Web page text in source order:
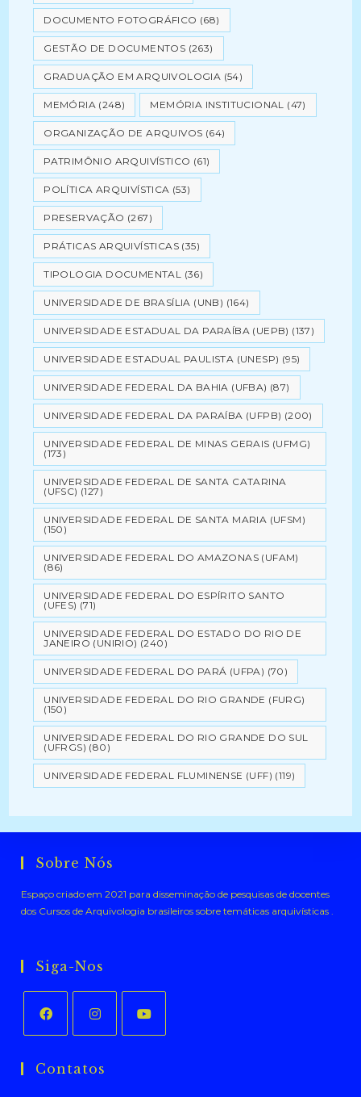
DOCUMENTO FOTOGRÁFICO (68)
GESTÃO DE DOCUMENTOS (263)
GRADUAÇÃO EM ARQUIVOLOGIA (54)
MEMÓRIA (248) MEMÓRIA INSTITUCIONAL (47)
ORGANIZAÇÃO DE ARQUIVOS (64)
PATRIMÔNIO ARQUIVÍSTICO (61)
POLÍTICA ARQUIVÍSTICA (53)
PRESERVAÇÃO (267)
PRÁTICAS ARQUIVÍSTICAS (35)
TIPOLOGIA DOCUMENTAL (36)
UNIVERSIDADE DE BRASÍLIA (UNB) (164)
UNIVERSIDADE ESTADUAL DA PARAÍBA (UEPB) (137)
UNIVERSIDADE ESTADUAL PAULISTA (UNESP) (95)
UNIVERSIDADE FEDERAL DA BAHIA (UFBA) (87)
UNIVERSIDADE FEDERAL DA PARAÍBA (UFPB) (200)
UNIVERSIDADE FEDERAL DE MINAS GERAIS (UFMG)
(173)
UNIVERSIDADE FEDERAL DE SANTA CATARINA
(UFSC) (127)
UNIVERSIDADE FEDERAL DE SANTA MARIA (UFSM)
(150)
UNIVERSIDADE FEDERAL DO AMAZONAS (UFAM)
(86)
UNIVERSIDADE FEDERAL DO ESPÍRITO SANTO
(UFES) (71)
UNIVERSIDADE FEDERAL DO ESTADO DO RIO DE
JANEIRO (UNIRIO) (240)
UNIVERSIDADE FEDERAL DO PARÁ (UFPA) (70)
UNIVERSIDADE FEDERAL DO RIO GRANDE (FURG)
(150)
UNIVERSIDADE FEDERAL DO RIO GRANDE DO SUL
(UFRGS) (80)
UNIVERSIDADE FEDERAL FLUMINENSE (UFF) (119)
Sobre Nós
Espaço criado em 2021 para disseminação de pesquisas de docentes
dos Cursos de Arquivologia brasileiros sobre temáticas arquivísticas .
Siga-Nos
em
em
Contatos